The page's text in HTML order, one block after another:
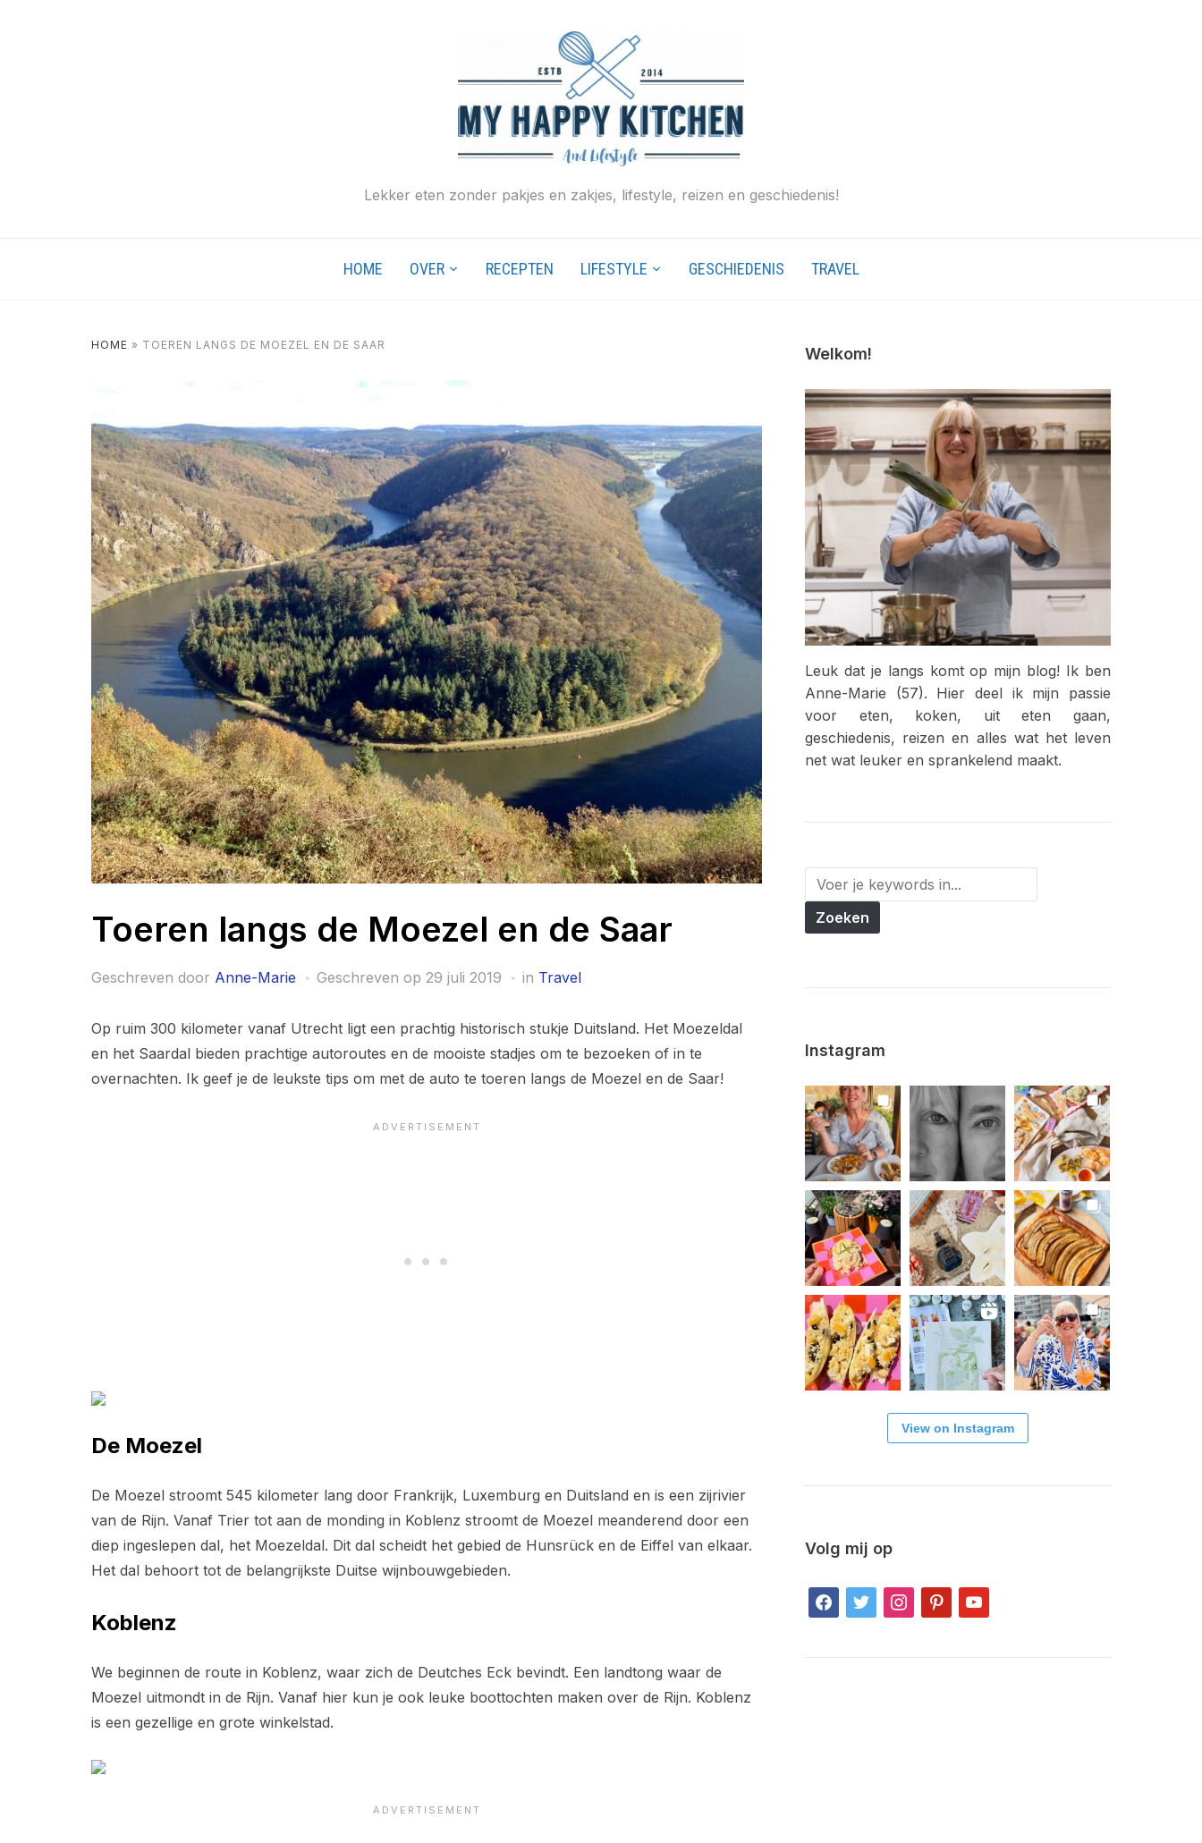
Lekker eten zonder pakjes en zakjes, lifestyle, reizen en geschiedenis!
HOME OVER RECEPTEN LIFESTYLE GESCHIEDENIS TRAVEL
HOME » TOEREN LANGS DE MOEZEL EN DE SAAR
Toeren langs de Moezel en de Saar
Geschreven door Anne-Marie Geschreven op 29 juli 2019 in Travel
Op ruim 300 kilometer vanaf Utrecht ligt een prachtig historisch stukje Duitsland. Het Moezeldal
en het Saardal bieden prachtige autoroutes en de mooiste stadjes om te bezoeken of in te
overnachten. Ik geef je de leukste tips om met de auto te toeren langs de Moezel en de Saar!
De Moezel
De Moezel stroomt 545 kilometer lang door Frankrijk, Luxemburg en Duitsland en is een zijrivier
van de Rijn. Vanaf Trier tot aan de monding in Koblenz stroomt de Moezel meanderend door een
diep ingeslepen dal, het Moezeldal. Dit dal scheidt het gebied de Hunsrück en de Eiffel van elkaar.
Het dal behoort tot de belangrijkste Duitse wijnbouwgebieden.
Koblenz
We beginnen de route in Koblenz, waar zich de Deutches Eck bevindt. Een landtong waar de
Moezel uitmondt in de Rijn. Vanaf hier kun je ook leuke boottochten maken over de Rijn. Koblenz
is een gezellige en grote winkelstad.
Welkom!
Leuk dat je langs komt op mijn blog! Ik ben
Anne-Marie (57). Hier deel ik mijn passie
voor eten, koken, uit eten gaan,
geschiedenis, reizen en alles wat het leven
net wat leuker en sprankelend maakt.
Instagram
View on Instagram
Volg mij op
facebook
twitter instagrampinterestyoutube